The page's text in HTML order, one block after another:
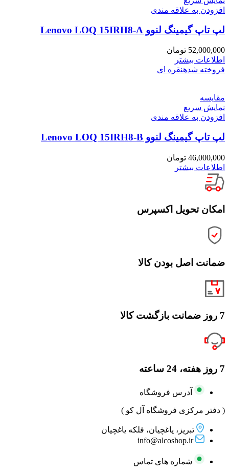
افزودن به علاقه مندی
لپ تاپ گیمینگ لنوو Lenovo LOQ 15IRH8-A
52,000,000 تومان
اطلاعات بیشتر
فروخته شدهنقره ای
مقايسه
نمایش سریع
افزودن به علاقه مندی
لپ تاپ گیمینگ لنوو Lenovo LOQ 15IRH8-B
46,000,000 تومان
اطلاعات بیشتر
امکان تحویل اکسپرس
ضمانت اصل بودن کالا
7 روز ضمانت بازگشت کالا
7 روز هفته، 24 ساعته
آدرس فروشگاه
( دفتر مرکزی فروشگاه آل کو )
تبریز، یاغچیان، فلکه یاغچیان
info@alcoshop.ir
شماره های تماس